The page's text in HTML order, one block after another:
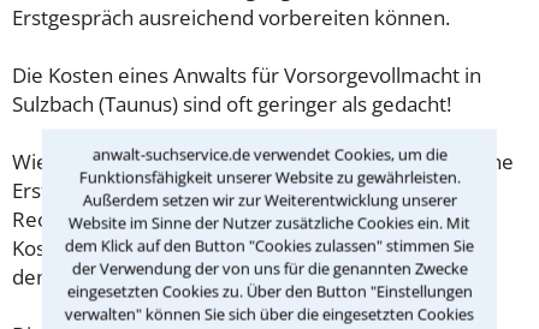
anwalt-suchservice.de verwendet Cookies, um die
Funktionsfähigkeit unserer Website zu gewährleisten.
Außerdem setzen wir zur Weiterentwicklung unserer
Website im Sinne der Nutzer zusätzliche Cookies ein. Mit
dem Klick auf den Button "Cookies zulassen" stimmen Sie
der Verwendung der von uns für die genannten Zwecke
eingesetzten Cookies zu. Über den Button "Einstellungen
verwalten" können Sie sich über die eingesetzten Cookies
Erstgespräch ausreichend vorbereiten können.
Die Kosten eines Anwalts für Vorsorgevollmacht in
Sulzbach (Taunus) sind oft geringer als gedacht!
Wieviel ein Rechtsanwalt in Sulzbach (Taunus) für eine
Erstberatung verlangen darf, ist in §34 des
Rechtsanwaltsvergütungsgesetz (RVG) geregelt. Die
Kosten für das erste Beratungsgespräch betragen
demnach maximal 190,00 € zzgl. MwSt.